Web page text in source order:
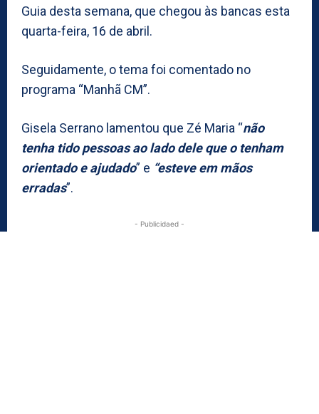
Guia desta semana, que chegou às bancas esta
quarta-feira, 16 de abril.
Seguidamente, o tema foi comentado no
programa “Manhã CM”.
Gisela Serrano lamentou que Zé Maria “não
tenha tido pessoas ao lado dele que o tenham
orientado e ajudado” e “esteve em mãos
erradas”.
- Publicidaed -